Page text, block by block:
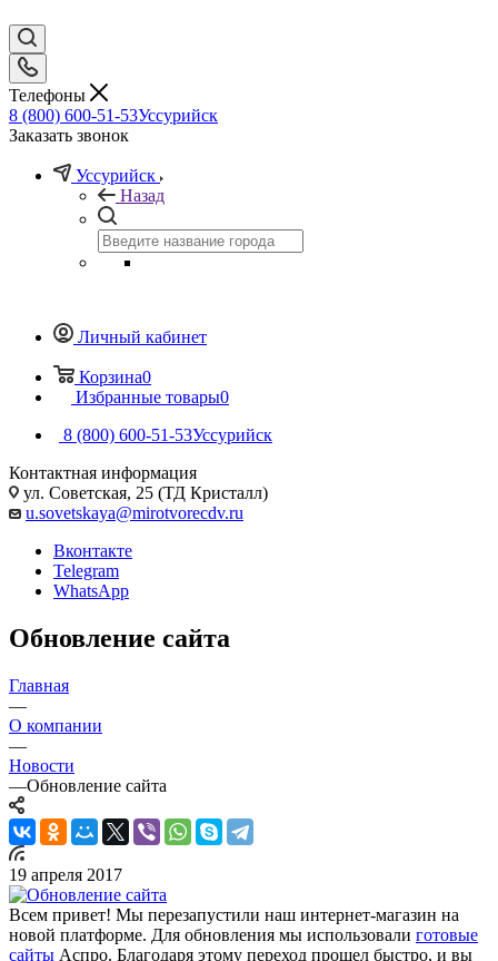
Телефоны
8 (800) 600-51-53Уссурийск
Заказать звонок
Уссурийск
Назад
Личный кабинет
Корзина0
Избранные товары0
8 (800) 600-51-53Уссурийск
Контактная информация
ул. Советская, 25 (ТД Кристалл)
u.sovetskaya@mirotvorecdv.ru
Вконтакте
Telegram
WhatsApp
Обновление сайта
Главная
—
О компании
—
Новости
—Обновление сайта
19 апреля 2017
Всем привет! Мы перезапустили наш интернет-магазин на
новой платформе. Для обновления мы использовали готовые
сайты Аспро. Благодаря этому переход прошел быстро, и вы